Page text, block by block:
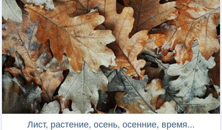
Лист, растение, осень, осенние, время...